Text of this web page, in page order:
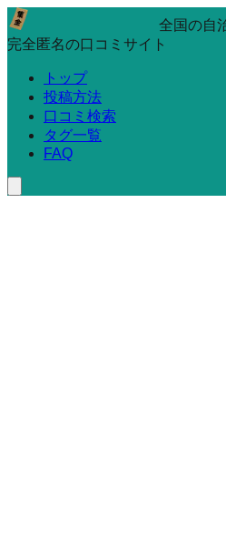
全国の自
完全匿名の口コミサイト
トップ
投稿方法
口コミ検索
タグ一覧
FAQ